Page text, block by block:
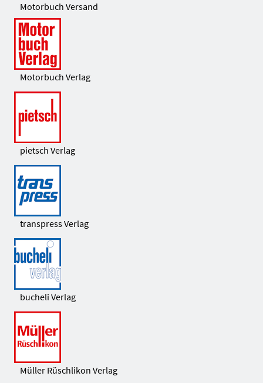
Motorbuch Versand
Motorbuch Verlag
pietsch Verlag
transpress Verlag
bucheli Verlag
Müller Rüschlikon Verlag